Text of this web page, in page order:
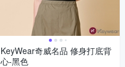
KeyWear奇威名品 修身打底背
心-黑色